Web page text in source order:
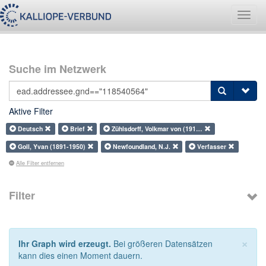
Suche im Netzwerk
Aktive Filter
Deutsch Brief
Zühlsdorff, Volkmar von (191…
Goll, Yvan (1891-1950)
Newfoundland, N.J. Verfasser
Alle Filter entfernen
Filter
×
Ihr Graph wird erzeugt. Bei größeren Datensätzen
kann dies einen Moment dauern.